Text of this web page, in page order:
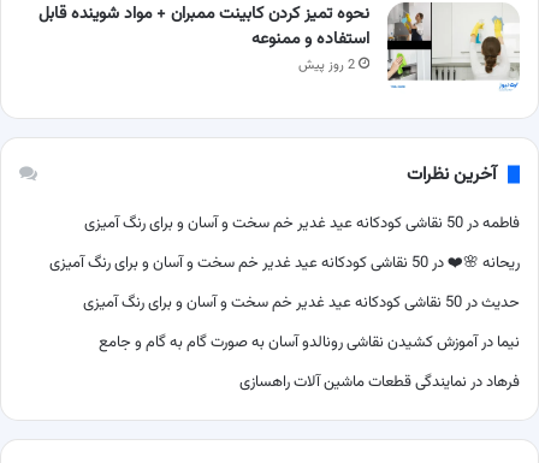
نحوه تمیز کردن کابینت ممبران + مواد شوینده قابل
استفاده و ممنوعه
2 روز پیش
آخرین نظرات
فاطمهدر 50 نقاشی کودکانه عید غدیر خم سخت و آسان و برای رنگ آمیزی
ریحانه 🌸❤️در 50 نقاشی کودکانه عید غدیر خم سخت و آسان و برای رنگ آمیزی
حدیثدر 50 نقاشی کودکانه عید غدیر خم سخت و آسان و برای رنگ آمیزی
نیما درآموزش کشیدن نقاشی رونالدو آسان به صورت گام به گام و جامع
فرهاددر نمایندگی قطعات ماشین آلات راهسازی